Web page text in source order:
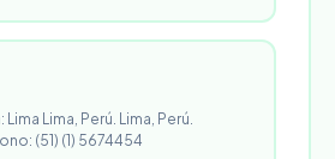
Lima, Perú. Lima, Perú.
(51) (1) 5674454